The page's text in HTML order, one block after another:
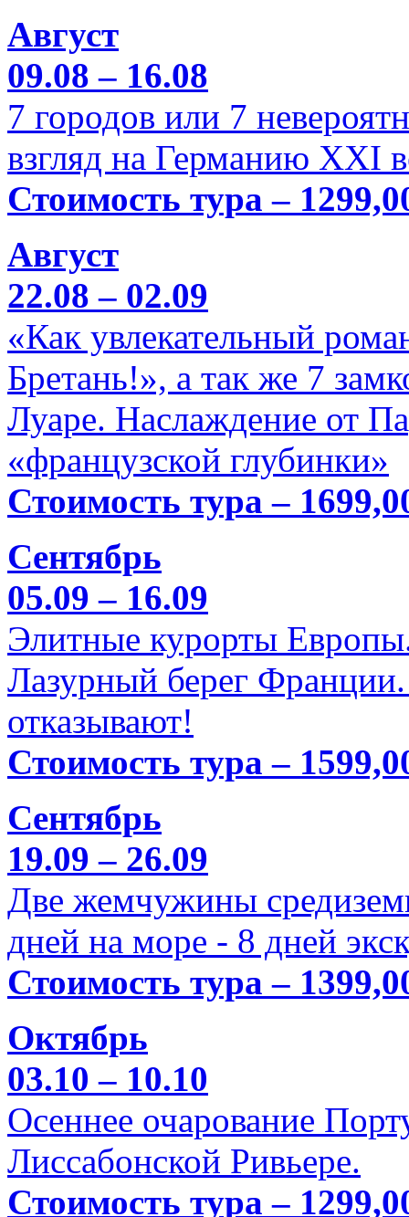
Август
09.08 – 16.08
7 городов или 7
взгляд на Германию XXI
Стоимость тура –
Август
22.08 – 02.09
«Как увлекательный
Бретань!», а так же 7
Луаре. Наслаждение от
«французской глубинки»
Стоимость тура –
Сентябрь
05.09 – 16.09
Элитные курорты
Лазурный берег
отказывают!
Стоимость тура –
Сентябрь
19.09 – 26.09
Две жемчужины
дней на море - 8 дней
Стоимость тура –
Октябрь
03.10 – 10.10
Осеннее очарование
Лиссабонской Ривьере.
Стоимость тура –